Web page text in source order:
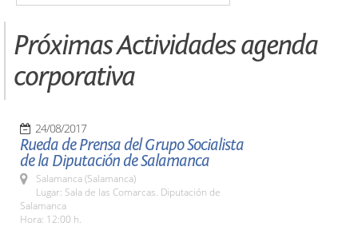
Próximas Actividades agenda
corporativa
24/08/2017
Rueda de Prensa del Grupo Socialista
de la Diputación de Salamanca
Salamanca (Salamanca)
Lugar: Sala de las Comarcas. Diputación de
Salamanca
Hora: 12:00 h.